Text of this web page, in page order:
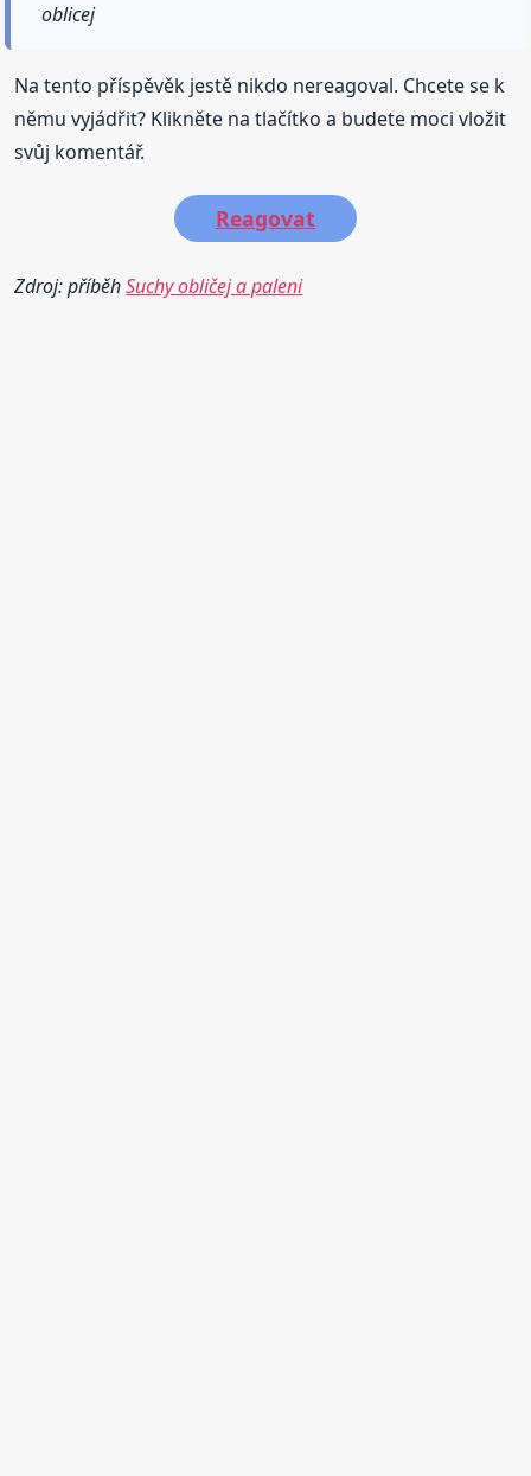
oblicej
Na tento příspěvěk jestě nikdo nereagoval. Chcete se k
němu vyjádřit? Klikněte na tlačítko a budete moci vložit
svůj komentář.
Reagovat
Zdroj: příběhSuchy obličej a paleni